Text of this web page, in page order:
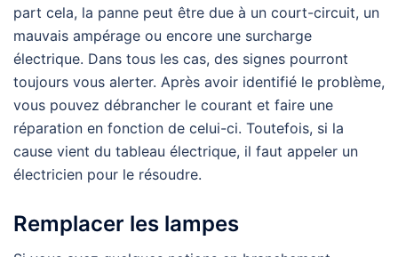
part cela, la panne peut être due à un court-circuit, un
mauvais ampérage ou encore une surcharge
électrique. Dans tous les cas, des signes pourront
toujours vous alerter. Après avoir identifié le problème,
vous pouvez débrancher le courant et faire une
réparation en fonction de celui-ci. Toutefois, si la
cause vient du tableau électrique, il faut appeler un
électricien pour le résoudre.
Remplacer les lampes